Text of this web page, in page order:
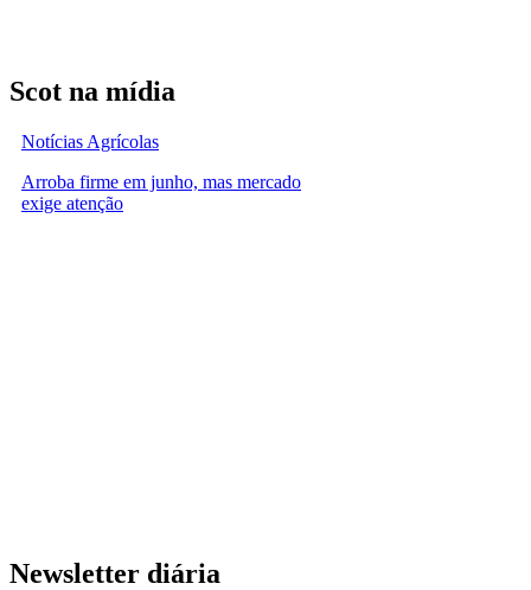
Scot na mídia
Notícias Agrícolas
Arroba firme em junho, mas mercado
exige atenção
Newsletter diária